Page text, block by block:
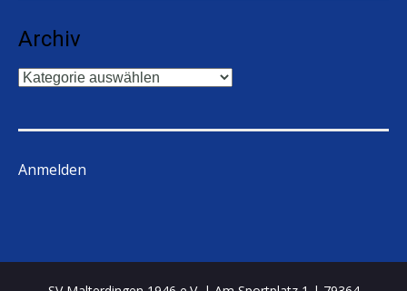
Archiv
Archiv
Anmelden